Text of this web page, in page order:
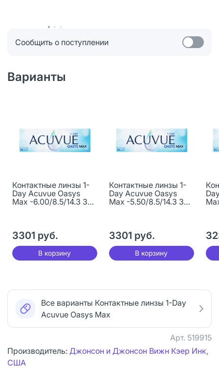
Сообщить о поступлении
Варианты
Контактные линзы 1-
Day Acuvue Oasys
Max -6.00/8.5/14.3 30
3301 руб.
В корзину
Контактные линзы 1-
Day Acuvue Oasys
Max -5.50/8.5/14.3 30
3301 руб.
В корзину
Все варианты Контактные линзы 1-Day
Acuvue Oasys Max
Арт. 519915
Производитель: Джонсон и Джонсон Вижн Кэер Инк,
США